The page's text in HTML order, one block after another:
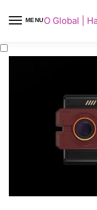
MENU
AYANEO Global |